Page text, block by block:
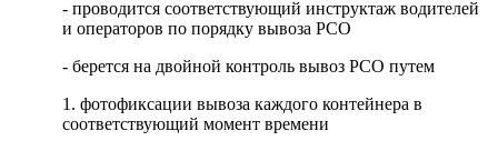
- проводится соответствующий инструктаж водителей
и операторов по порядку вывоза РСО
- берется на двойной контроль вывоз РСО путем
1. фотофиксации вывоза каждого контейнера в
соответствующий момент времени